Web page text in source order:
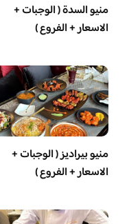
منيو السدة ( الوجبات +
الاسعار + الفروع )
منيو بيراديز ( الوجبات +
الاسعار + الفروع )